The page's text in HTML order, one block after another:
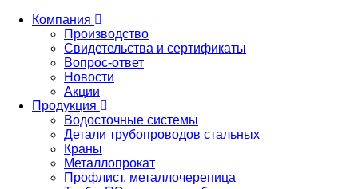
Компания
Производство
Свидетельства и сертификаты
Вопрос-ответ
Новости
Акции
Продукция
Водосточные системы
Детали трубопроводов стальных
Краны
Металлопрокат
Профлист, металлочерепица